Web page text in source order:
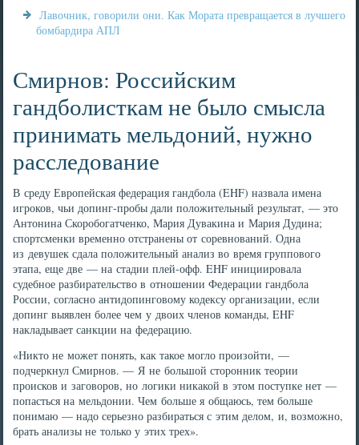
Лавочник, говорили они. Как Мората превращается в лучшего
бомбардира АПЛ
Смирнов: Российским
гандболисткам не было смысла
принимать мельдоний, нужно
расследование
В среду Европейская федерация гандбола (EHF) назвала имена
игроков, чьи допинг-пробы дали положительный результат, — это
Антонина Скоробогатченко, Мария Дувакина и Мария Дудина;
спортсменки временно отстранены от соревнований. Одна
из девушек сдала положительный анализ во время группового
этапа, еще две — на стадии плей-офф. EHF инициировала
судебное разбирательство в отношении Федерации гандбола
России, согласно антидопинговому кодексу организации, если
допинг выявлен более чем у двоих членов команды, EHF
накладывает санкции на федерацию.
«Никто не может понять, как такое могло произойти, —
подчеркнул Смирнов. — Я не большой сторонник теории
происков и заговоров, но логики никакой в этом поступке нет —
попасться на мельдонии. Чем больше я общаюсь, тем больше
понимаю — надо серьезно разбираться с этим делом, и, возможно,
брать анализы не только у этих трех».